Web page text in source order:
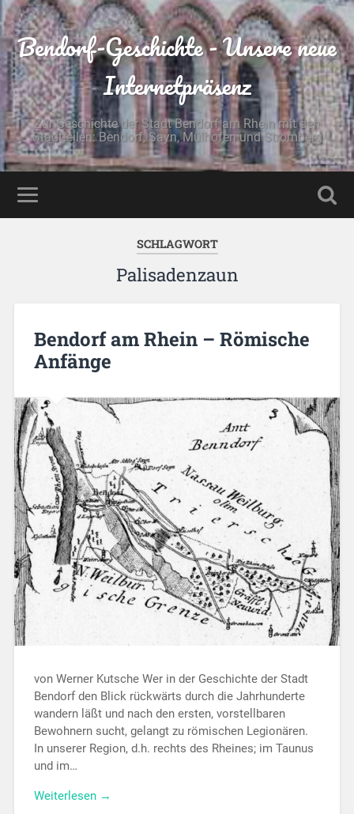
Bendorf-Geschichte - Unsere neue
Internetpräsenz
Zur Geschichte der Stadt Bendorf am Rhein mit den
Stadtteilen: Bendorf, Sayn, Mülhofen und Stromberg
SCHLAGWORT
Palisadenzaun
Bendorf am Rhein – Römische
Anfänge
von Werner Kutsche Wer in der Geschichte der Stadt
Bendorf den Blick rückwärts durch die Jahrhunderte
wandern läßt und nach den ersten, vorstellbaren
Bewohnern sucht, gelangt zu römischen Legionären.
In unserer Region, d.h. rechts des Rheines; im Taunus
und im…
Weiterlesen →